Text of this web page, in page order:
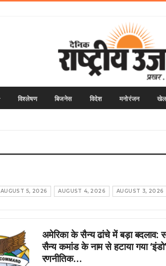
विश्लेषण बिजनेस विदेश मनोरंजन
AUGUST 5, 2026 AUGUST 4, 2026 AUGUST 3, 2026
अमेरिका के सैन्य ढांचे में बड़ा बदलाव:
सैन्य कमांड के नाम से हटाया गया
रणनीतिक…